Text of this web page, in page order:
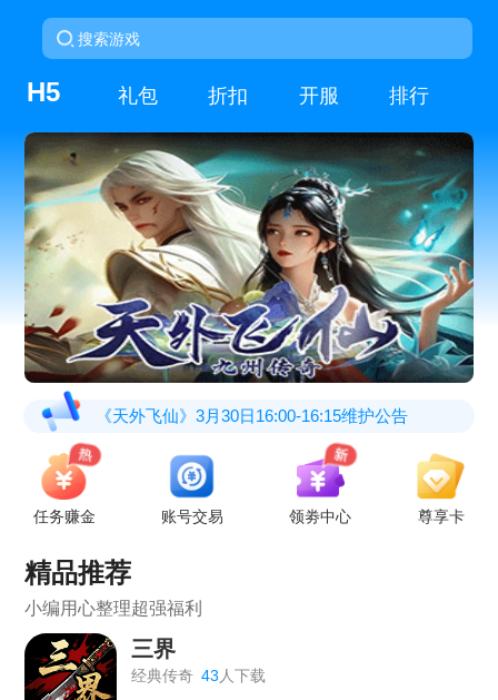
H5 礼包 折扣 开服 排行
《天外飞仙》3月30日16:00-16:15维护公告
《王者之心2》3月27日更新公告
《开天西游》3月27日早上7-8点维护更新
《王者之心2》1月30日更新公告
《乱弹三国志》1月29日14:30-18:00更新通知
任务赚金 账号交易 领劵中心 尊享卡
精品推荐
小编用心整理超强福利
三界
经典传奇 43 人下载